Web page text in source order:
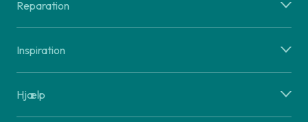
Reparation
Inspiration
Hjælp